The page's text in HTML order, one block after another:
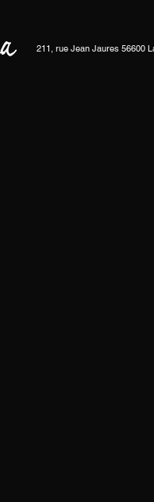
211, rue Jean Jaures 56600